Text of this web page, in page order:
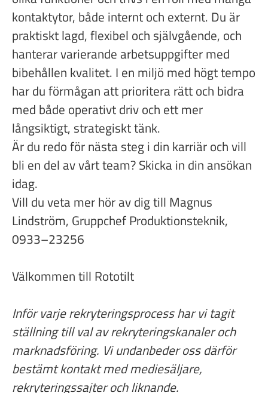
kontaktytor, både internt och externt. Du är
praktiskt lagd, flexibel och självgående, och
hanterar varierande arbetsuppgifter med
bibehållen kvalitet. I en miljö med högt tempo
har du förmågan att prioritera rätt och bidra
med både operativt driv och ett mer
långsiktigt, strategiskt tänk.
Är du redo för nästa steg i din karriär och vill
bli en del av vårt team? Skicka in din ansökan
idag.
Vill du veta mer hör av dig till Magnus
Lindström, Gruppchef Produktionsteknik,
0933–23256
Välkommen till Rototilt
Inför varje rekryteringsprocess har vi tagit
ställning till val av rekryteringskanaler och
marknadsföring. Vi undanbeder oss därför
bestämt kontakt med mediesäljare,
rekryteringssajter och liknande.